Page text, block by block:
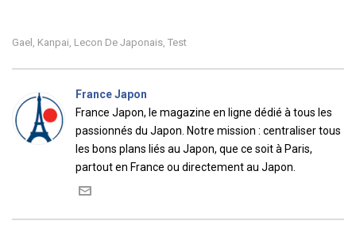
Gael , Kanpai, Lecon De Japonais, Test
France Japon
France Japon, le magazine en ligne dédié à tous les
passionnés du Japon. Notre mission : centraliser tous
les bons plans liés au Japon, que ce soit à Paris,
partout en France ou directement au Japon.